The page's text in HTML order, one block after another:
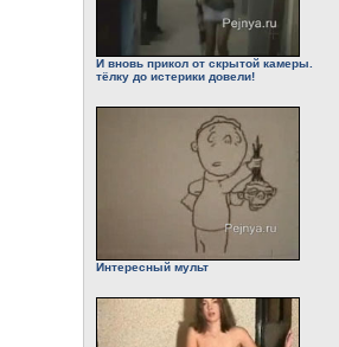
И вновь прикол от скрытой камеры.
тёлку до истерики довели!
Интересный мульт